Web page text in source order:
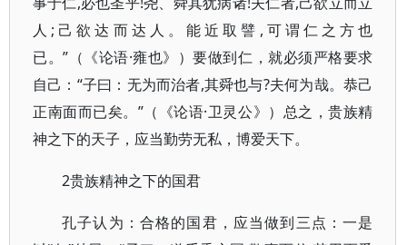
人;己欲达而达人。能近取譬,可谓仁之方也
已。”（《论语·雍也》）要做到仁，就必须严格要求
自己：“子曰：无为而治者,其舜也与?夫何为哉。恭己
正南面而已矣。”（《论语·卫灵公》）总之，贵族精
神之下的天子，应当勤劳无私，博爱天下。
2贵族精神之下的国君
孔子认为：合格的国君，应当做到三点：一是